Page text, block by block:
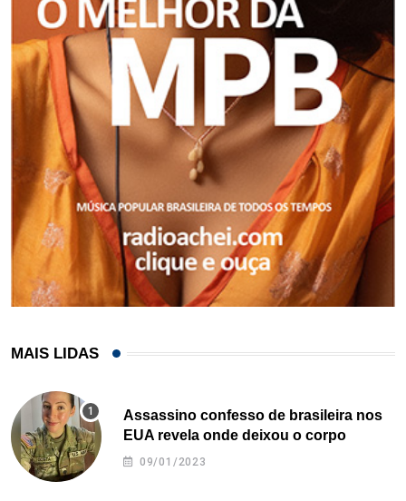
MAIS LIDAS
Assassino confesso de brasileira nos
EUA revela onde deixou o corpo
09/01/2023